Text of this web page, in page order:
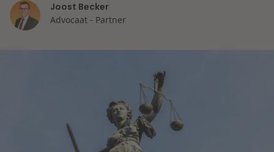
Aanbesteding & Mededinging
Onderwijs
Joost Becker
Advocaat - Partner